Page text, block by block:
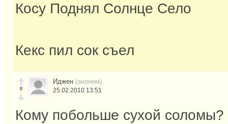
Косу Поднял Солнце Село
Кекс пил сок съел
0
Иджен (аноним)
25.02.2010 13:51
Кому побольше сухой соломы?